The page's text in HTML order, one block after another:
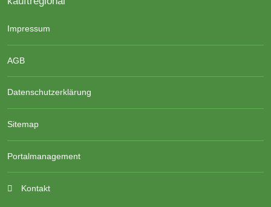
Impressum
AGB
Datenschutzerklärung
Sitemap
Portalmanagement
Kontakt